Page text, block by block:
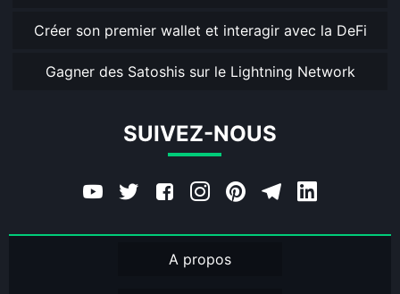
Créer son premier wallet et interagir avec la DeFi
Gagner des Satoshis sur le Lightning Network
SUIVEZ-NOUS
A propos